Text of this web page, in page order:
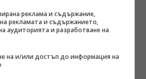
реклама и съдържание,
рекламата и съдържанието,
аудиторията и разработване на
на и/или достъп до информация на